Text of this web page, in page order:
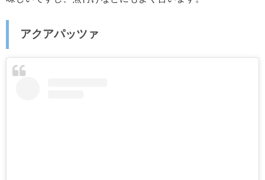
アクアパッツァ